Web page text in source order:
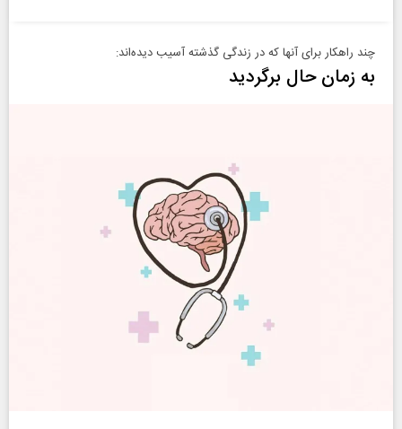
چند راهکار برای آنها که در زندگی گذشته آسیب دیده‌اند:
به زمان حال برگردید